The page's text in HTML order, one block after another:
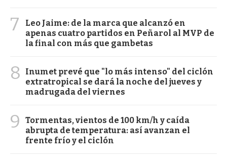
7
Leo Jaime: de la marca que alcanzó en
apenas cuatro partidos en Peñarol al MVP de
la final con más que gambetas
8
Inumet prevé que "lo más intenso" del ciclón
extratropical se dará la noche del jueves y
madrugada del viernes
9
Tormentas, vientos de 100 km/h y caída
abrupta de temperatura: así avanzan el
frente frío y el ciclón